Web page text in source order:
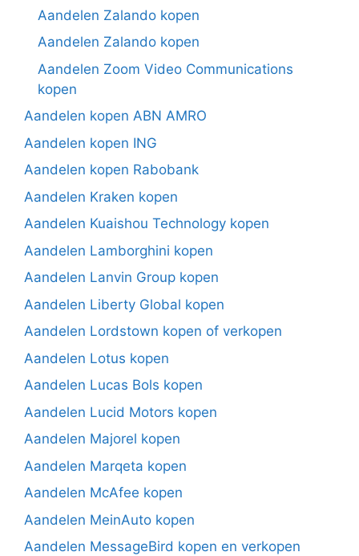
Aandelen Zalando kopen
Aandelen Zalando kopen
Aandelen Zoom Video Communications
kopen
Aandelen kopen ABN AMRO
Aandelen kopen ING
Aandelen kopen Rabobank
Aandelen Kraken kopen
Aandelen Kuaishou Technology kopen
Aandelen Lamborghini kopen
Aandelen Lanvin Group kopen
Aandelen Liberty Global kopen
Aandelen Lordstown kopen of verkopen
Aandelen Lotus kopen
Aandelen Lucas Bols kopen
Aandelen Lucid Motors kopen
Aandelen Majorel kopen
Aandelen Marqeta kopen
Aandelen McAfee kopen
Aandelen MeinAuto kopen
Aandelen MessageBird kopen en verkopen